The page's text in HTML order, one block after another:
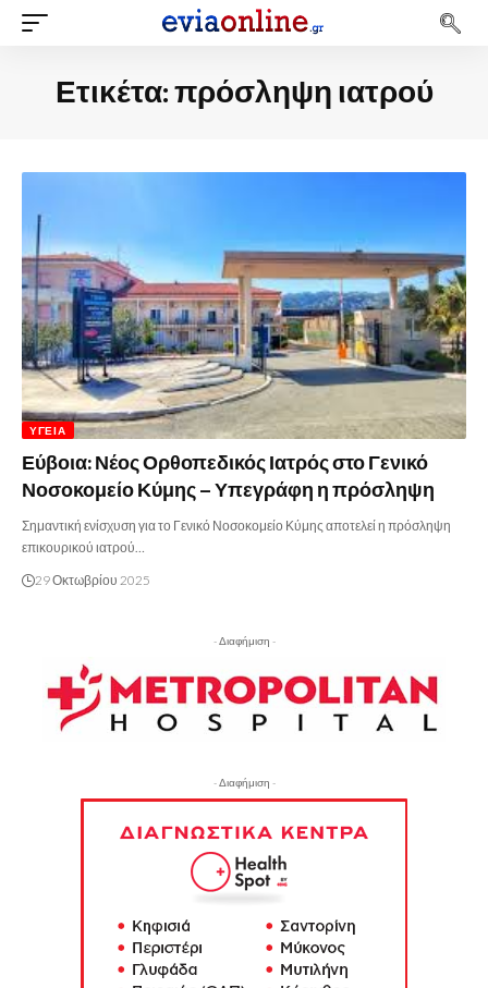
Ετικέτα:πρόσληψη ιατρού
ΥΓΕΊΑ
Εύβοια: Νέος Ορθοπεδικός Ιατρός στο Γενικό
Νοσοκομείο Κύμης – Υπεγράφη η πρόσληψη
Σημαντική ενίσχυση για το Γενικό Νοσοκομείο Κύμης αποτελεί η πρόσληψη
επικουρικού ιατρού…
29 Οκτωβρίου 2025
- Διαφήμιση -
- Διαφήμιση -